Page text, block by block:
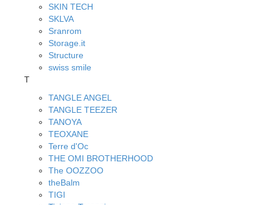
SKIN TECH
SKLVA
Sranrom
Storage.it
Structure
swiss smile
T
TANGLE ANGEL
TANGLE TEEZER
TANOYA
TEOXANE
Terre d'Oc
THE OMI BROTHERHOOD
The OOZZOO
theBalm
TIGI